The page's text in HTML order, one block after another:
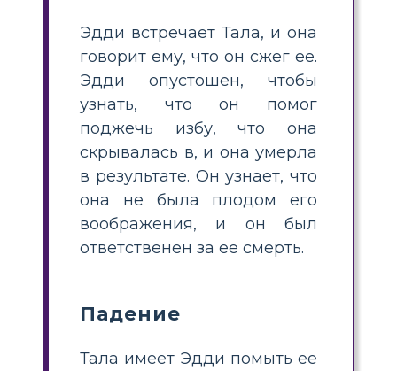
Эдди встречает Тала, и она
говорит ему, что он сжег ее.
Эдди опустошен, чтобы
узнать, что он помог
поджечь избу, что она
скрывалась в, и она умерла
в результате. Он узнает, что
она не была плодом его
воображения, и он был
ответственен за ее смерть.
Падение
Тала имеет Эдди помыть ее